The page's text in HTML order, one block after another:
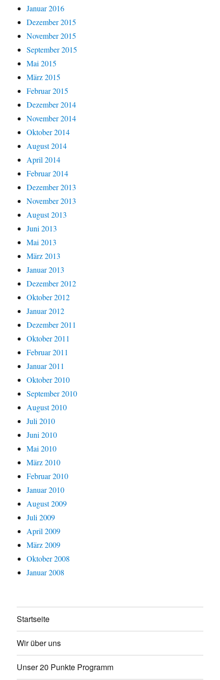
Januar 2016
Dezember 2015
November 2015
September 2015
Mai 2015
März 2015
Februar 2015
Dezember 2014
November 2014
Oktober 2014
August 2014
April 2014
Februar 2014
Dezember 2013
November 2013
August 2013
Juni 2013
Mai 2013
März 2013
Januar 2013
Dezember 2012
Oktober 2012
Januar 2012
Dezember 2011
Oktober 2011
Februar 2011
Januar 2011
Oktober 2010
September 2010
August 2010
Juli 2010
Juni 2010
Mai 2010
März 2010
Februar 2010
Januar 2010
August 2009
Juli 2009
April 2009
März 2009
Oktober 2008
Januar 2008
Startseite
Wir über uns
Unser 20 Punkte Programm